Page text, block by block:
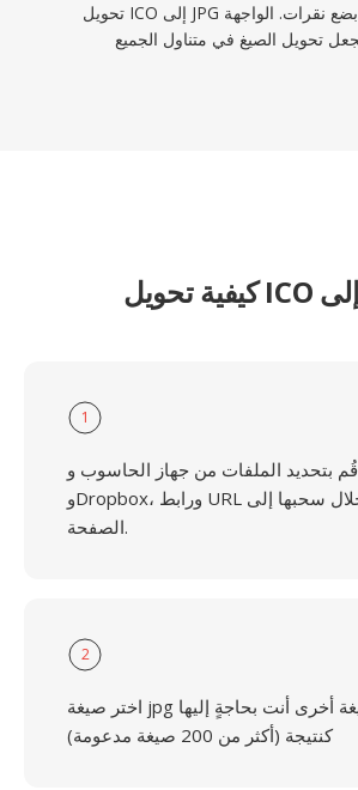
تحويل ICO إلى JPG لا يحتاج سوى بضع نقرات. الواجهة
1
قُم بتحديد الملفات من جهاز الحاسوب وGoogle Drive
وDropbox، ورابط URL أو من خلال سحبها إلى
الصفحة.
2
اختر صيغة jpg أو أية صيغة أخرى أنت بحاجةٍ إليها
كنتيجة (أكثر من 200 صيغة مدعومة)